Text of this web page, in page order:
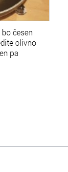
česen
olivno
pa